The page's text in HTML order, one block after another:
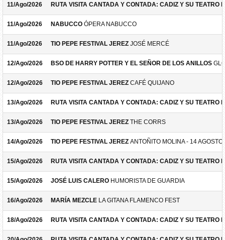
11/Ago/2026 RUTA VISITA CANTADA Y CONTADA: CADIZ Y SU TEATRO
11/Ago/2026 NABUCCO ÓPERA NABUCCO
11/Ago/2026 TIO PEPE FESTIVAL JEREZ JOSÉ MERCÉ
12/Ago/2026 BSO DE HARRY POTTER Y EL SEÑOR DE LOS ANILLOS
12/Ago/2026 TIO PEPE FESTIVAL JEREZ CAFÉ QUIJANO
13/Ago/2026 RUTA VISITA CANTADA Y CONTADA: CADIZ Y SU TEATRO
13/Ago/2026 TIO PEPE FESTIVAL JEREZ THE CORRS
14/Ago/2026 TIO PEPE FESTIVAL JEREZ ANTOÑITO MOLINA - 14 AGOSTO
15/Ago/2026 RUTA VISITA CANTADA Y CONTADA: CADIZ Y SU TEATRO
15/Ago/2026 JOSÉ LUIS CALERO HUMORISTA DE GUARDIA
16/Ago/2026 MARÍA MEZCLE LA GITANA FLAMENCO FEST
18/Ago/2026 RUTA VISITA CANTADA Y CONTADA: CADIZ Y SU TEATRO